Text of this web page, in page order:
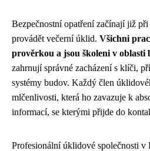
Bezpečnostní opatření začínají již
provádět večerní úklid. Všichni
prověrkou a jsou školeni v oblasti
zahrnují správné zacházení s klíči,
systémy budov. Každý člen
mlčenlivosti, která ho zavazuje k
informací, se kterými přijde do
Profesionální úklidové společnosti v